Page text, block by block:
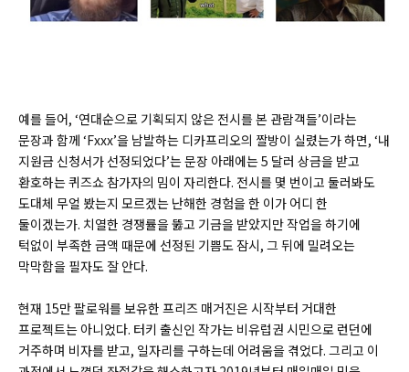
예를 들어, ‘연대순으로 기획되지 않은 전시를 본 관람객들’이라는
문장과 함께 ‘Fxxx’을 남발하는 디카프리오의 짤방이 실렸는가 하면, ‘내
지원금 신청서가 선정되었다’는 문장 아래에는 5 달러 상금을 받고
환호하는 퀴즈쇼 참가자의 밈이 자리한다. 전시를 몇 번이고 둘러봐도
도대체 무얼 봤는지 모르겠는 난해한 경험을 한 이가 어디 한
둘이겠는가. 치열한 경쟁률을 뚫고 기금을 받았지만 작업을 하기에
턱없이 부족한 금액 때문에 선정된 기쁨도 잠시, 그 뒤에 밀려오는
막막함을 필자도 잘 안다.
현재 15만 팔로워를 보유한 프리즈 매거진은 시작부터 거대한
프로젝트는 아니었다. 터키 출신인 작가는 비유럽권 시민으로 런던에
거주하며 비자를 받고, 일자리를 구하는데 어려움을 겪었다. 그리고 이